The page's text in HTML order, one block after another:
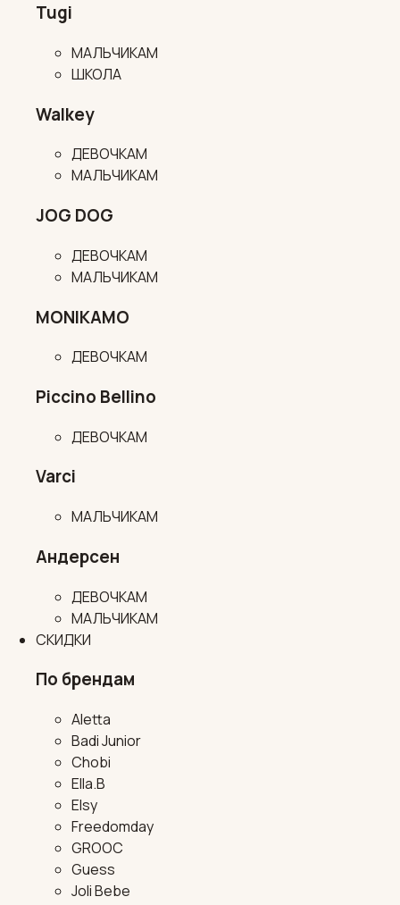
Tugi
МАЛЬЧИКАМ
ШКОЛА
Walkey
ДЕВОЧКАМ
МАЛЬЧИКАМ
JOG DOG
ДЕВОЧКАМ
МАЛЬЧИКАМ
MONIKAMO
ДЕВОЧКАМ
Piccino Bellino
ДЕВОЧКАМ
Varci
МАЛЬЧИКАМ
Андерсен
ДЕВОЧКАМ
МАЛЬЧИКАМ
СКИДКИ
По брендам
Aletta
Badi Junior
Chobi
Ella.B
Elsy
Freedomday
GROOC
Guess
Joli Bebe